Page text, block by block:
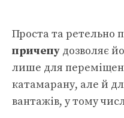
Проста та ретельно
причепу дозволяє
лише для
катамарану, але й
вантажів, у тому